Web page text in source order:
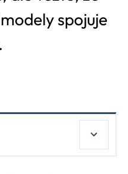
spojuje